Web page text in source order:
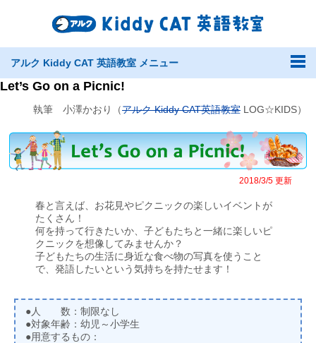
アルク Kiddy CAT 英語教室 メニュー
Let’s Go on a Picnic!
執筆 小澤かおり（アルク Kiddy CAT英語教室 LOG☆KIDS）
2018/3/5 更新
春と言えば、お花見やピクニックの楽しいイベントが
たくさん！
何を持って行きたいか、子どもたちと一緒に楽しいピ
クニックを想像してみませんか？
子どもたちの生活に身近な食べ物の写真を使うこと
で、発語したいという気持ちを持たせます！
●人 数：制限なし
●対象年齢：幼児～小学生
●用意するもの：